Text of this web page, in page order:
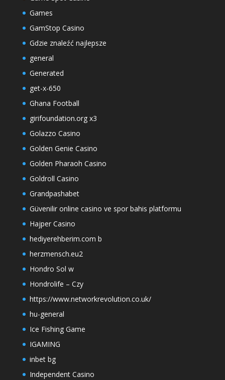
Games
GamStop Casino
Gdzie znaleźć najlepsze
general
Generated
get-x-650
Ghana Football
girifoundation.org x3
Golazzo Casino
Golden Genie Casino
Golden Pharaoh Casino
Goldroll Casino
Grandpashabet
Güvenilir online casino ve spor bahis platformu
Hajper Casino
hediyerehberim.com b
herzmensch.eu2
Hondro Sol w
Hondrolife – Czy
https://www.networkrevolution.co.uk/
hu-general
Ice Fishing Game
IGAMING
inbet bg
Independent Casino